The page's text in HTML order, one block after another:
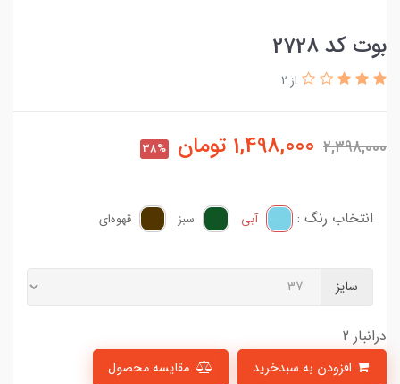
بوت کد 2728
از 2
2,398,000
1,498,000 تومان 38%
انتخاب رنگ : آبی سبز قهوه‌ای
سایز
درانبار 2
مقایسه محصول